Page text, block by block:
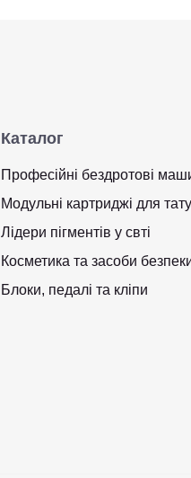
Каталог
Професійні бездротові
Модульні картриджі для тату
Лідери пігментів у свті
Косметика та засоби
Блоки, педалі та кліпи